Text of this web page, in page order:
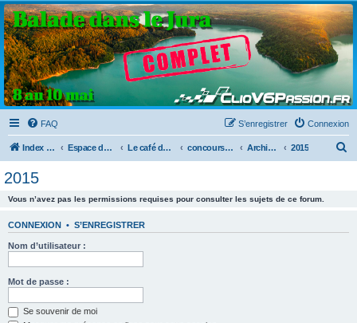
Clio V6 Passion
Le site français des passionnés de Clio V6
FAQ Connexion
S’enregistrer
Index du forum Espace détente Le café du clio V6 concours photos Archives des années précédentes 2015
2015
Vous n’avez pas les permissions requises pour consulter les sujets de ce forum.
CONNEXION • S’ENREGISTRER
Nom d’utilisateur :
Mot de passe :
Se souvenir de moi